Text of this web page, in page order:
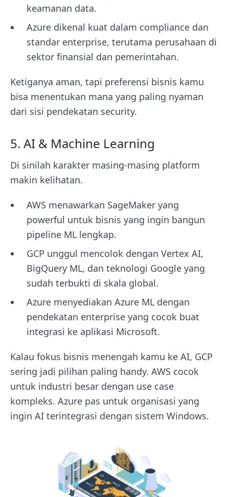
keamanan data.
Azure dikenal kuat dalam compliance dan
standar enterprise, terutama perusahaan di
sektor finansial dan pemerintahan.
Ketiganya aman, tapi preferensi bisnis kamu
bisa menentukan mana yang paling nyaman
dari sisi pendekatan security.
5. AI & Machine Learning
Di sinilah karakter masing-masing platform
makin kelihatan.
AWS menawarkan SageMaker yang
powerful untuk bisnis yang ingin bangun
pipeline ML lengkap.
GCP unggul mencolok dengan Vertex AI,
BigQuery ML, dan teknologi Google yang
sudah terbukti di skala global.
Azure menyediakan Azure ML dengan
pendekatan enterprise yang cocok buat
integrasi ke aplikasi Microsoft.
Kalau fokus bisnis menengah kamu ke AI, GCP
sering jadi pilihan paling handy. AWS cocok
untuk industri besar dengan use case
kompleks. Azure pas untuk organisasi yang
ingin AI terintegrasi dengan sistem Windows.